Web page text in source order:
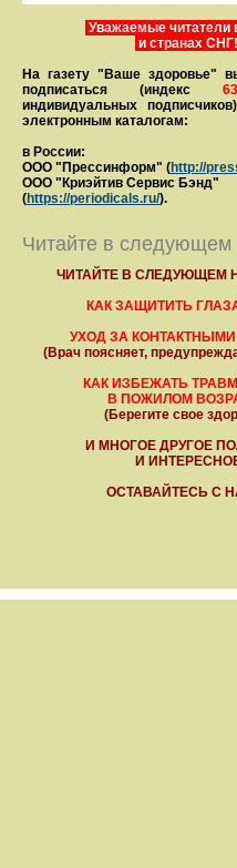
Уважаемые читатели
и странах СНГ!
На газету "Ваше здоровье"
подписаться (индекс
индивидуальных
электронным каталогам:
в России:
ООО "Прессинформ" (http://
ООО "Криэйтив Сервис Бэнд"
(https://periodicals.ru/).
Читайте в следующем
ЧИТАЙТЕ В СЛЕДУЮЩЕМ
КАК ЗАЩИТИТЬ
УХОД ЗА
(Врач поясняет,
КАК ИЗБЕЖАТЬ
В ПОЖИЛОМ
(Берегите свое
И МНОГОЕ ДРУГОЕ
И
ОСТАВАЙТЕСЬ С